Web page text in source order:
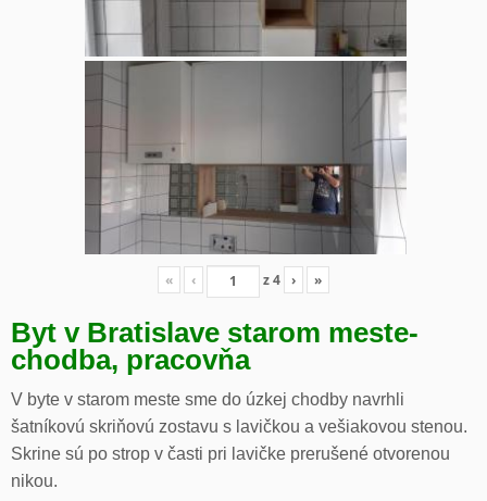
« ‹ z4 › »
Byt v Bratislave starom meste-
chodba, pracovňa
V byte v starom meste sme do úzkej chodby navrhli
šatníkovú skriňovú zostavu s lavičkou a vešiakovou stenou.
Skrine sú po strop v časti pri lavičke prerušené otvorenou
nikou.